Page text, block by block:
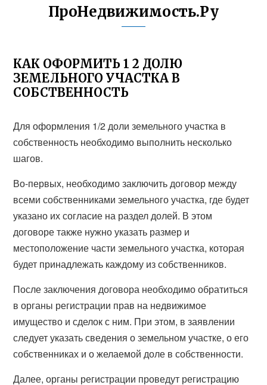
ПроНедвижимость.Ру
КАК ОФОРМИТЬ 1 2 ДОЛЮ
ЗЕМЕЛЬНОГО УЧАСТКА В
СОБСТВЕННОСТЬ
Для оформления 1/2 доли земельного участка в
собственность необходимо выполнить несколько
шагов.
Во-первых, необходимо заключить договор между
всеми собственниками земельного участка, где будет
указано их согласие на раздел долей. В этом
договоре также нужно указать размер и
местоположение части земельного участка, которая
будет принадлежать каждому из собственников.
После заключения договора необходимо обратиться
в органы регистрации прав на недвижимое
имущество и сделок с ним. При этом, в заявлении
следует указать сведения о земельном участке, о его
собственниках и о желаемой доле в собственности.
Далее, органы регистрации проведут регистрацию